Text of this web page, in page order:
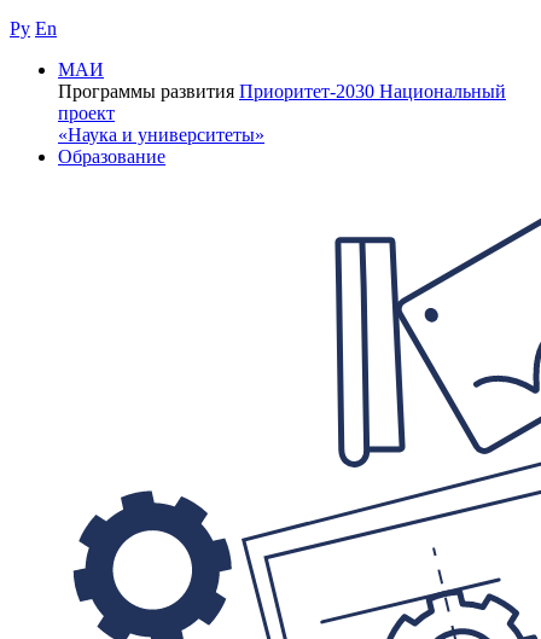
Ру En
МАИ
Программы развития Приоритет-2030 Национальный
проект
«Наука и университеты»
Образование